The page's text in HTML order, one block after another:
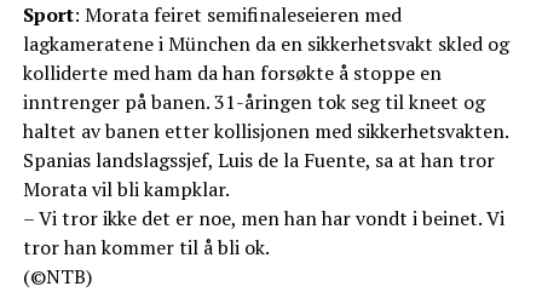
Sport: Morata feiret semifinaleseieren med
lagkameratene i München da en sikkerhetsvakt skled og
kolliderte med ham da han forsøkte å stoppe en
inntrenger på banen. 31-åringen tok seg til kneet og
haltet av banen etter kollisjonen med sikkerhetsvakten.
Spanias landslagssjef, Luis de la Fuente, sa at han tror
Morata vil bli kampklar.
– Vi tror ikke det er noe, men han har vondt i beinet. Vi
tror han kommer til å bli ok.
(©NTB)